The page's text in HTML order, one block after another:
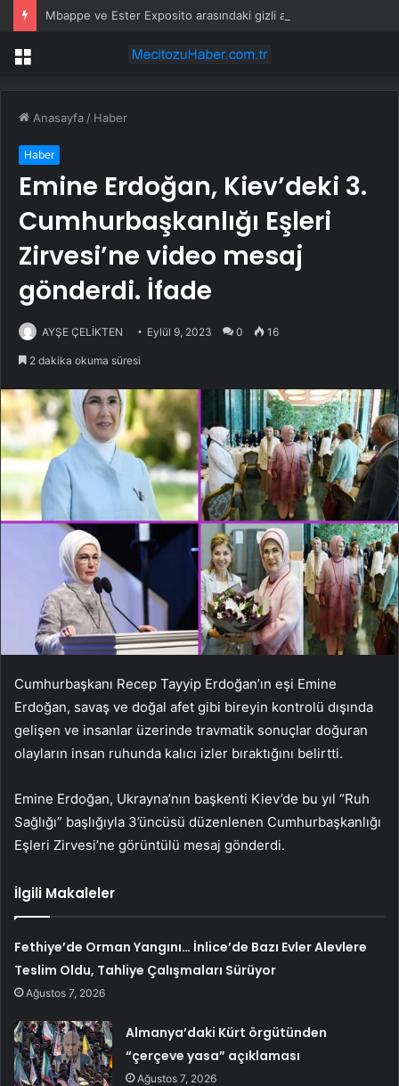
Menü
Anasayfa / Haber
Haber
Emine Erdoğan, Kiev’deki 3.
Cumhurbaşkanlığı Eşleri
Zirvesi’ne video mesaj
gönderdi. İfade
AYŞE ÇELİKTEN Eylül 9, 2023 0 16
2 dakika okuma süresi
Cumhurbaşkanı Recep Tayyip Erdoğan’ın eşi Emine
Erdoğan, savaş ve doğal afet gibi bireyin kontrolü dışında
gelişen ve insanlar üzerinde travmatik sonuçlar doğuran
olayların insan ruhunda kalıcı izler bıraktığını belirtti.
Emine Erdoğan, Ukrayna’nın başkenti Kiev’de bu yıl “Ruh
Sağlığı” başlığıyla 3’üncüsü düzenlenen Cumhurbaşkanlığı
Eşleri Zirvesi’ne görüntülü mesaj gönderdi.
İlgili Makaleler
Fethiye’de Orman Yangını… İnlice’de Bazı Evler Alevlere
Teslim Oldu, Tahliye Çalışmaları Sürüyor
Ağustos 7, 2026
Almanya’daki Kürt örgütünden
“çerçeve yasa” açıklaması
Ağustos 7, 2026